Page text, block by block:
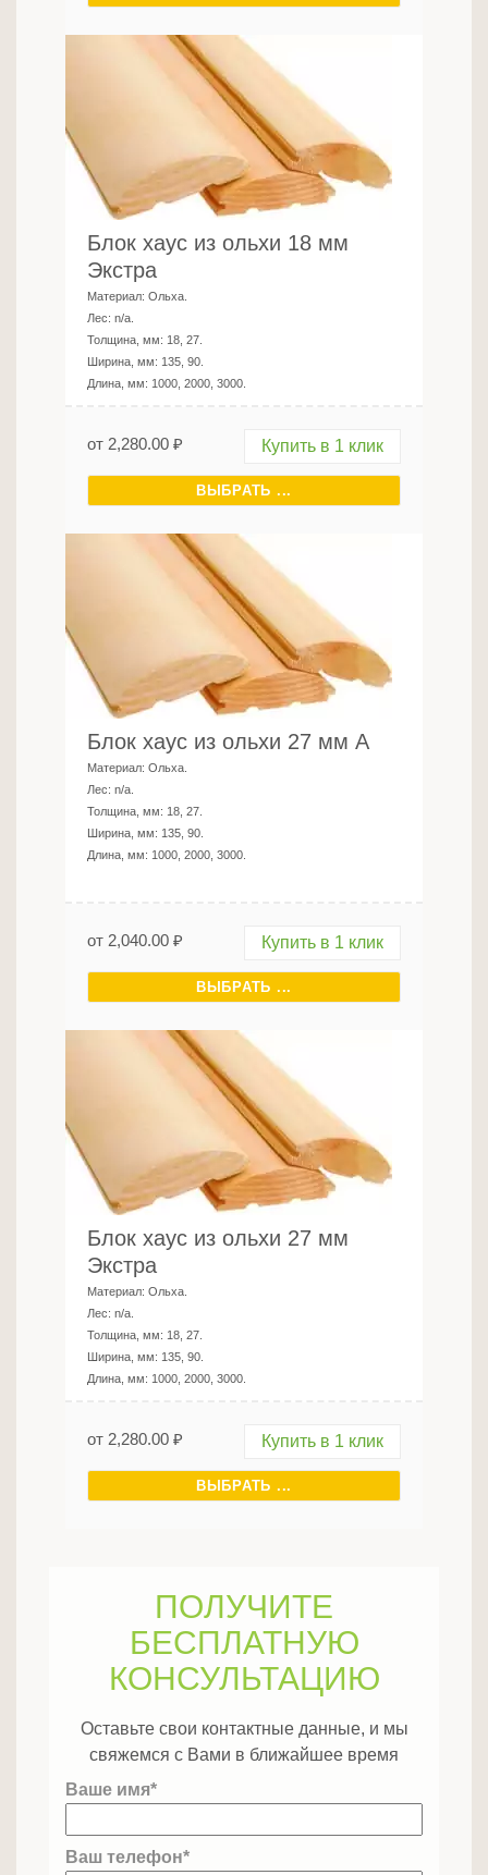
Блок хаус из ольхи 18 мм
Экстра
Материал: Ольха
Лес: n/a
Толщина, мм: 18, 27
Ширина, мм: 135, 90
Длина, мм: 1000, 2000, 3000
от 2,280.00 ₽ Купить в 1 клик
ВЫБРАТЬ ...
Блок хаус из ольхи 27 мм А
Материал: Ольха
Лес: n/a
Толщина, мм: 18, 27
Ширина, мм: 135, 90
Длина, мм: 1000, 2000, 3000
от 2,040.00 ₽ Купить в 1 клик
ВЫБРАТЬ ...
Блок хаус из ольхи 27 мм
Экстра
Материал: Ольха
Лес: n/a
Толщина, мм: 18, 27
Ширина, мм: 135, 90
Длина, мм: 1000, 2000, 3000
от 2,280.00 ₽ Купить в 1 клик
ВЫБРАТЬ ...
ПОЛУЧИТЕ
БЕСПЛАТНУЮ
КОНСУЛЬТАЦИЮ
Оставьте свои контактные данные, и мы
свяжемся с Вами в ближайшее время
Ваше имя*
Ваш телефон*